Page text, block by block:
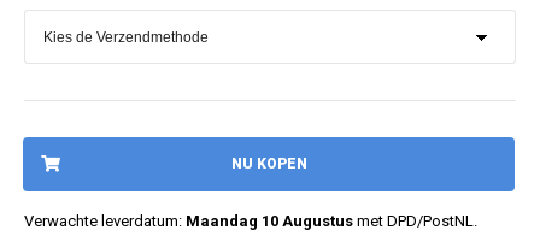
NU KOPEN
Verwachte leverdatum: Maandag 10 Augustus met DPD/PostNL.